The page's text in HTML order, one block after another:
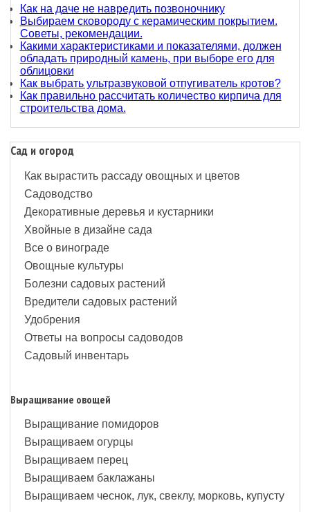
Как на даче не навредить позвоночнику
Выбираем сковороду с керамическим покрытием.
Советы, рекомендации.
Какими характеристиками и показателями, должен
обладать природный камень, при выборе его для
облицовки
Как выбрать ультразвуковой отпугиватель кротов?
Как правильно рассчитать количество кирпича для
строительства дома.
Сад и огород
Как вырастить рассаду овощных и цветов
Садоводство
Декоративные деревья и кустарники
Хвойные в дизайне сада
Все о винограде
Овощные культуры
Болезни садовых растений
Вредители садовых растений
Удобрения
Ответы на вопросы садоводов
Садовый инвентарь
Выращивание овощей
Выращивание помидоров
Выращиваем огурцы
Выращиваем перец
Выращиваем баклажаны
Выращиваем чеснок, лук, свеклу, морковь, купусту